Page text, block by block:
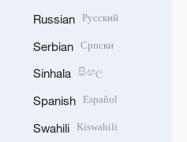
Russian Русский
Serbian Српски
Sinhala සිංහල
Spanish Español
Swahili Kiswahili